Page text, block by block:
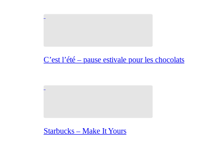
C’est l’été – pause estivale pour les chocolats
Starbucks – Make It Yours